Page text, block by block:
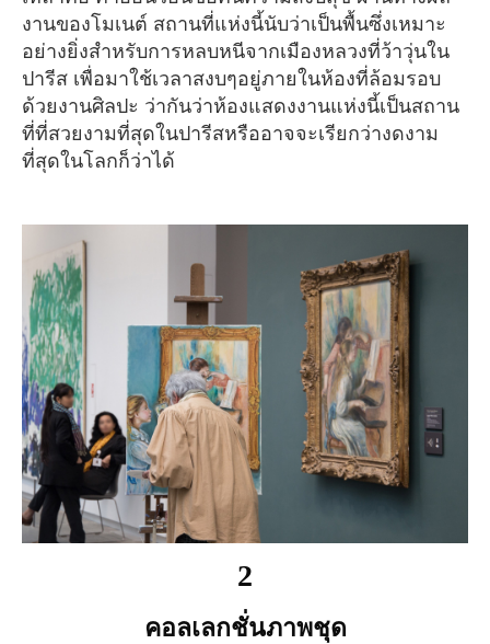
งานของโมเนต์ สถานที่แห่งนี้นับว่าเป็นพื้นซึ่งเหมาะ
อย่างยิ่งสำหรับการหลบหนีจากเมืองหลวงที่ว้าวุ่นใน
ปารีส เพื่อมาใช้เวลาสงบๆอยู่ภายในห้องที่ล้อมรอบ
ด้วยงานศิลปะ ว่ากันว่าห้องแสดงงานแห่งนี้เป็นสถาน
ที่ที่สวยงามที่สุดในปารีสหรืออาจจะเรียกว่างดงาม
ที่สุดในโลกก็ว่าได้
2
คอลเลกชั่นภาพชุด